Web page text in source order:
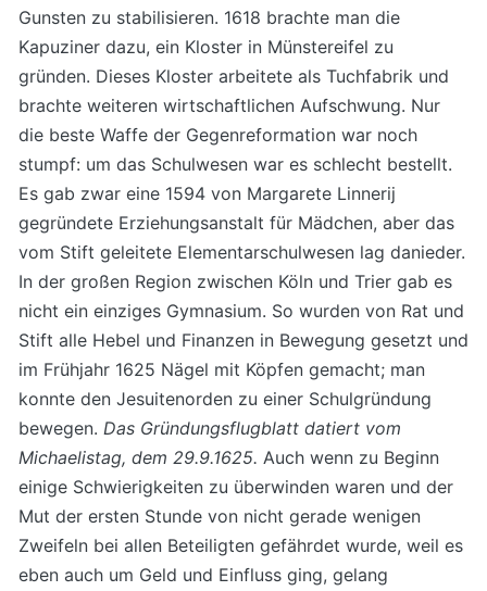
Gunsten zu stabilisieren. 1618 brachte man die
Kapuziner dazu, ein Kloster in Münstereifel zu
gründen. Dieses Kloster arbeitete als Tuchfabrik und
brachte weiteren wirtschaftlichen Aufschwung. Nur
die beste Waffe der Gegenreformation war noch
stumpf: um das Schulwesen war es schlecht bestellt.
Es gab zwar eine 1594 von Margarete Linnerij
gegründete Erziehungsanstalt für Mädchen, aber das
vom Stift geleitete Elementarschulwesen lag danieder.
In der großen Region zwischen Köln und Trier gab es
nicht ein einziges Gymnasium. So wurden von Rat und
Stift alle Hebel und Finanzen in Bewegung gesetzt und
im Frühjahr 1625 Nägel mit Köpfen gemacht; man
konnte den Jesuitenorden zu einer Schulgründung
bewegen. Das Gründungsflugblatt datiert vom
Michaelistag, dem 29.9.1625. Auch wenn zu Beginn
einige Schwierigkeiten zu überwinden waren und der
Mut der ersten Stunde von nicht gerade wenigen
Zweifeln bei allen Beteiligten gefährdet wurde, weil es
eben auch um Geld und Einfluss ging, gelang